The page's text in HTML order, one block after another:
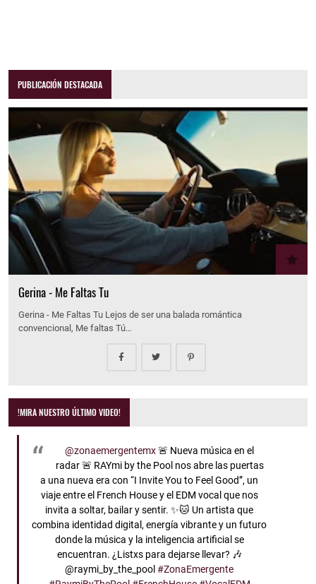
PUBLICACIÓN DESTACADA
Gerina - Me Faltas Tu
Gerina - Me Faltas Tu Lejos de ser una balada romántica
convencional, Me faltas Tú…
!MIRA NUESTRO ÚLTIMO VIDEO!
@zonaemergentemx🚨 Nueva música en el
radar 🚨 RAYmi by the Pool nos abre las puertas
a una nueva era con “I Invite You to Feel Good”, un
viaje entre el French House y el EDM vocal que nos
invita a soltar, bailar y sentir. ✨🐱 Un artista que
combina identidad digital, energía vibrante y un futuro
donde la música y la inteligencia artificial se
encuentran. ¿Listxs para dejarse llevar? 🎶
@raymi_by_the_pool#ZonaEmergente